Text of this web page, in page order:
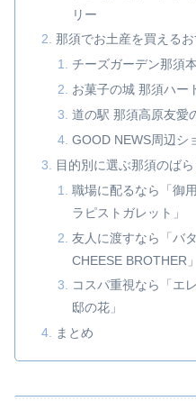
リー
那須でお土産を買える
チーズガーデン那須
お菓子の城 那須ハー
道の駅 那須高原友愛
GOOD NEWS周辺シ
目的別に選ぶ那須のば
職場に配るなら「御
ラピストガレット」
友人に渡すなら「バ
CHEESE BROTHER」
コスパ重視なら「エ
邸の花」
まとめ